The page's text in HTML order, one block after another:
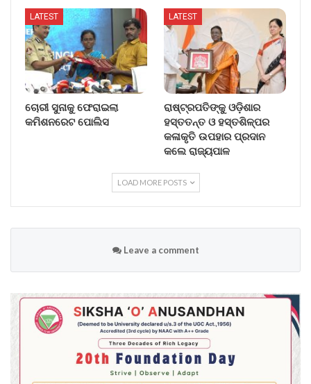
LATEST
ଚୋରୀ ସୁନାକୁ ଫେରାଇଲା
କମିଶନରେଟ ପୋଲିସ
LATEST
ରାଷ୍ଟ୍ରପତିଙ୍କୁ ଓଡ଼ିଶାର
ହସ୍ତତନ୍ତ ଓ ହସ୍ତଶିଳ୍ପର
କଳାକୃତି ଉପହାର ପ୍ରଦାନ
କଲେ ରାଜ୍ୟପାଳ
LOAD MORE POSTS
Leave a comment